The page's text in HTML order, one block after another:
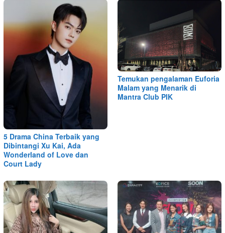
5 Drama China Terbaik yang
Dibintangi Xu Kai, Ada
Wonderland of Love dan
Court Lady
Temukan pengalaman Euforia
Malam yang Menarik di
Mantra Club PIK